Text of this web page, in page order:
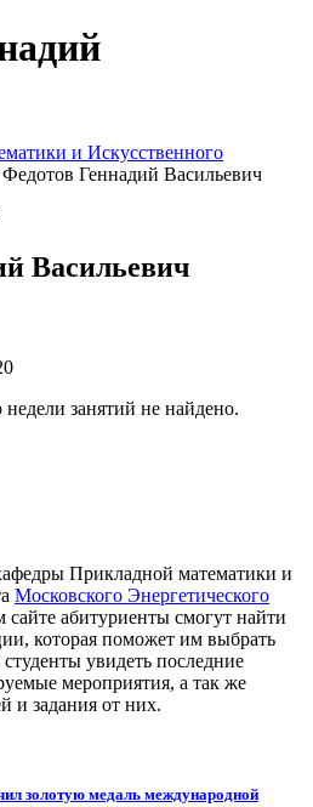
и Искусственного
Федотов Геннадий Васильевич
Васильевич
занятий не найдено.
Прикладной математики и
Московского Энергетического
сайте абитуриенты смогут найти
которая поможет им выбрать
увидеть последние
мероприятия, а так же
и задания от них.
золотую медаль международной